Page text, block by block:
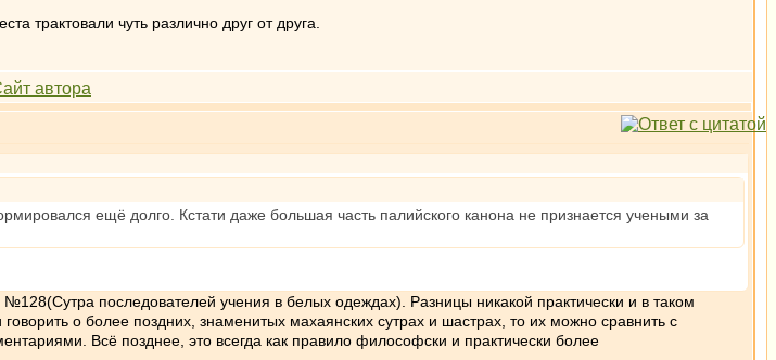
трактовали чуть различно друг от друга.
ещё долго. Кстати даже большая часть палийского канона не признается учеными за
последователей учения в белых одеждах). Разницы никакой практически и в таком
о более поздних, знаменитых махаянских сутрах и шастрах, то их можно сравнить с
Всё позднее, это всегда как правило философски и практически более